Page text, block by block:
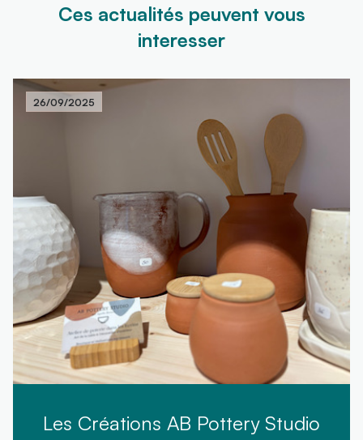
Ces actualités peuvent vous
interesser
26/09/2025
Les Créations AB Pottery Studio